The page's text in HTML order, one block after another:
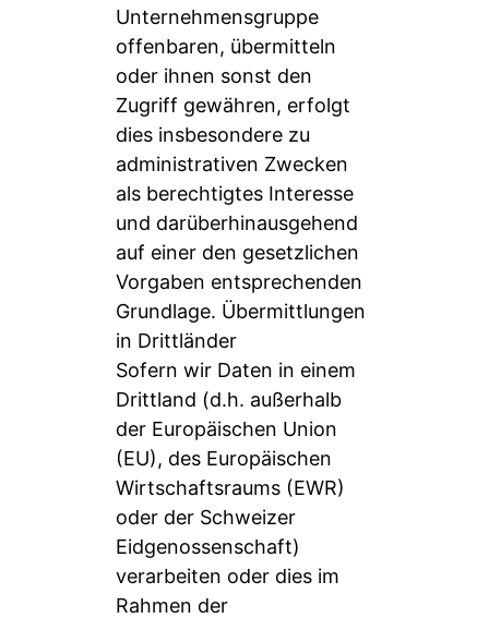
Unternehmensgruppe
offenbaren, übermitteln
oder ihnen sonst den
Zugriff gewähren, erfolgt
dies insbesondere zu
administrativen Zwecken
als berechtigtes Interesse
und darüberhinausgehend
auf einer den gesetzlichen
Vorgaben entsprechenden
Grundlage. Übermittlungen
in Drittländer
Sofern wir Daten in einem
Drittland (d.h. außerhalb
der Europäischen Union
(EU), des Europäischen
Wirtschaftsraums (EWR)
oder der Schweizer
Eidgenossenschaft)
verarbeiten oder dies im
Rahmen der